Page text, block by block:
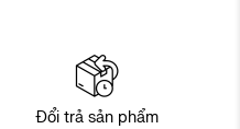
Đổi trả sản phẩm